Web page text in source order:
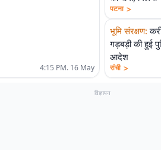
4:15 PM. 16 May
पटना >
भूमि संरक्षण:
गड़बड़ी की हुई
आदेश
रांची >
विज्ञापन